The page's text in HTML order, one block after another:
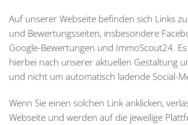
Auf unserer Webseite befinden sich Links
und Bewertungsseiten, insbesondere
Google-Bewertungen und ImmoScout24.
hierbei nach unserer aktuellen Gestaltung
und nicht um automatisch ladende Social-
Wenn Sie einen solchen Link anklicken,
Webseite und werden auf die jeweilige